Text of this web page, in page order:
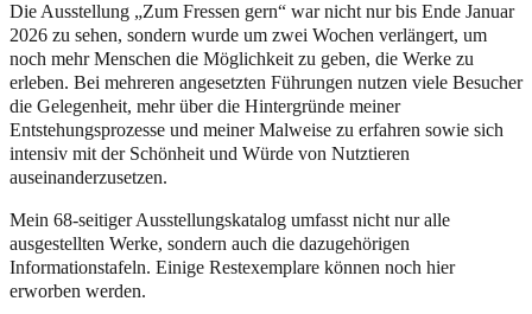
Die Ausstellung „Zum Fressen gern“ war nicht nur bis Ende Januar
2026 zu sehen, sondern wurde um zwei Wochen verlängert, um
noch mehr Menschen die Möglichkeit zu geben, die Werke zu
erleben. Bei mehreren angesetzten Führungen nutzen viele Besucher
die Gelegenheit, mehr über die Hintergründe meiner
Entstehungsprozesse und meiner Malweise zu erfahren sowie sich
intensiv mit der Schönheit und Würde von Nutztieren
auseinanderzusetzen.
Mein 68-seitiger Ausstellungskatalog umfasst nicht nur alle
ausgestellten Werke, sondern auch die dazugehörigen
Informationstafeln. Einige Restexemplare können noch hier
erworben werden.